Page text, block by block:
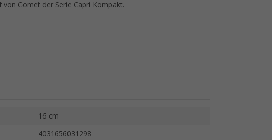
Comet der Serie Capri Kompakt.
16 cm
4031656031298